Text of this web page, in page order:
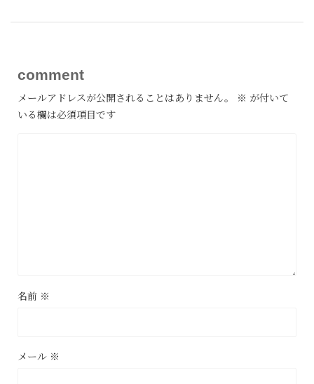
comment
メールアドレスが公開されることはありません。 ※ が付いて
いる欄は必須項目です
名前 ※
メール ※